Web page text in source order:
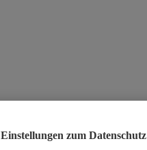
Einstellungen zum Datenschutz